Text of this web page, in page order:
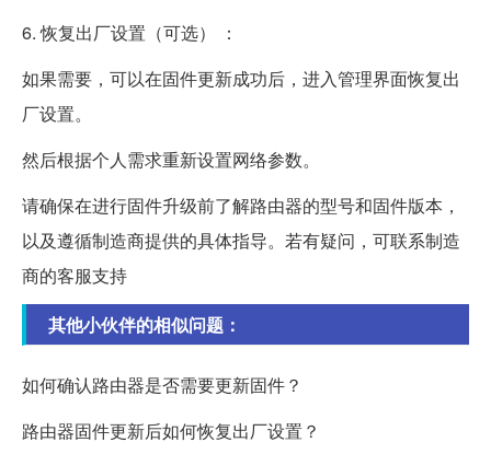
6. 恢复出厂设置（可选） ：
如果需要，可以在固件更新成功后，进入管理界面恢复出
厂设置。
然后根据个人需求重新设置网络参数。
请确保在进行固件升级前了解路由器的型号和固件版本，
以及遵循制造商提供的具体指导。若有疑问，可联系制造
商的客服支持
其他小伙伴的相似问题：
如何确认路由器是否需要更新固件？
路由器固件更新后如何恢复出厂设置？